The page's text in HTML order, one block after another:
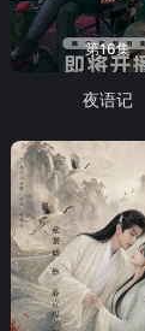
第16集
夜语记